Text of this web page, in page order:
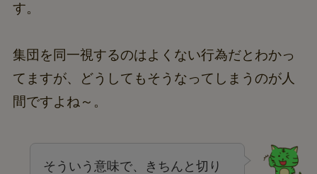
す。
集団を同一視するのはよくない行為だとわかっ
てますが、どうしてもそうなってしまうのが人
間ですよね～。
そういう意味で、きちんと切り